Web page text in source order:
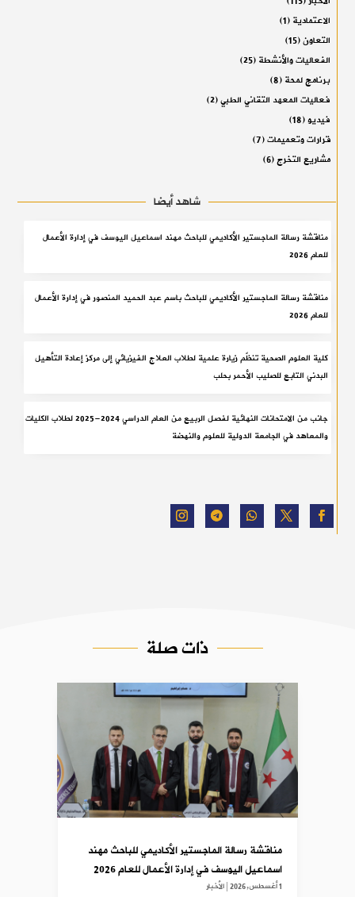
الاعتمادية(1)
التعاون(15)
الفعاليات والأنشطة(25)
برنامج لمحة(8)
فعاليات المعهد التقاني الطبي(2)
فيديو(18)
قرارات وتعميمات(7)
مشاريع التخرج(6)
شاهد أيضا
مناقشة رسالة الماجستير الأكاديمي للباحث مهند اسماعيل اليوسف في إدارة الأعمال
للعام 2026
مناقشة رسالة الماجستير الأكاديمي للباحث باسم عبد الحميد المنصور في إدارة الأعمال
للعام 2026
كلية العلوم الصحية تنظّم زيارة علمية لطلاب العلاج الفيزيائي إلى مركز إعادة التأهيل
البدني التابع للصليب الأحمر بحلب
جانب من الامتحانات النهائية لفصل الربيع من العام الدراسي 2024-2025 لطلاب الكليات
والمعاهد في الجامعة الدولية للعلوم والنهضة
ذات صلة
مناقشة رسالة الماجستير الأكاديمي للباحث مهند
اسماعيل اليوسف في إدارة الأعمال للعام 2026
1 أغسطس,2026 |الأخبار